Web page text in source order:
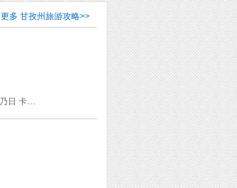
更多 甘孜州旅游攻略>>
新都桥 亚丁村 香格里拉镇 洛绒牛场 牛奶海 五色海 兔儿山 海子山石河公园 稻城亚丁 甘孜稻城亚丁景区-冲古寺 仙乃日 卡子拉山 剪子弯山 天路十八弯 高尔寺山 折多山